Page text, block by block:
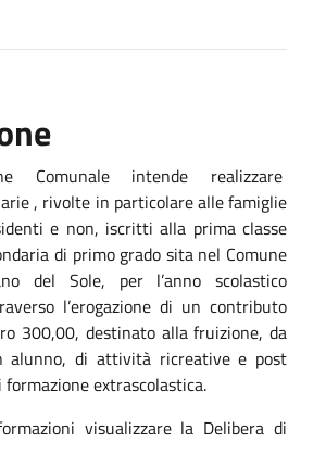
Comunale intende realizzare
, rivolte in particolare alle famiglie
e non, iscritti alla prima classe
di primo grado sita nel Comune
del Sole, per l’anno scolastico
l’erogazione di un contributo
300,00, destinato alla fruizione, da
alunno, di attività ricreative e post
extrascolastica.
visualizzare la Delibera di